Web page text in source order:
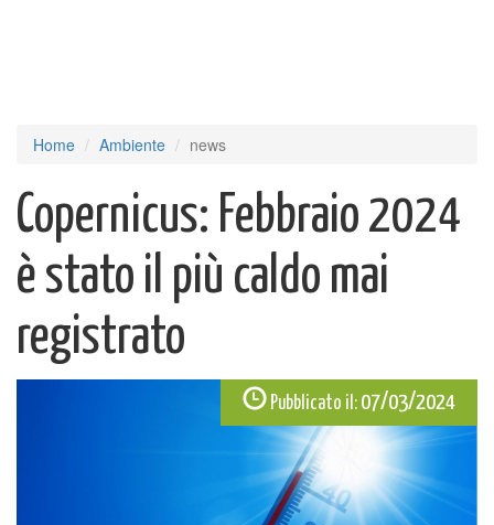
Home Ambiente news
Copernicus: Febbraio 2024
è stato il più caldo mai
registrato
Pubblicato il: 07/03/2024